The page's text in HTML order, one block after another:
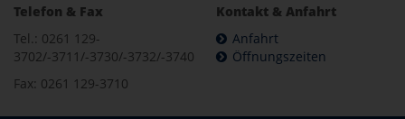
Telefon & Fax
Tel.: 0261 129-
3702/-3711/-3730/-3732/-3740
Fax: 0261 129-3710
Kontakt & Anfahrt
Anfahrt
Öffnungszeiten